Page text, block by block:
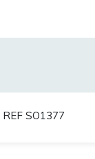
REF SO1377